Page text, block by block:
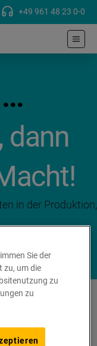
+49 961 48 23 0-0
dann
in der Produktion,
Sie der
zu, um die
zu
zu